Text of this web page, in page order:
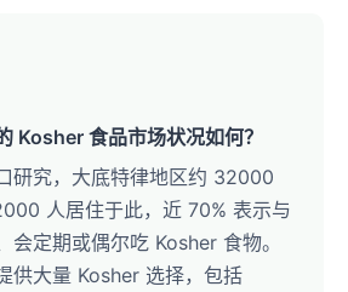
Kosher 食品市场状况如何？
研究，大底特律地区约 32000
人居住于此，近 70% 表示与
会定期或偶尔吃 Kosher 食物。
供大量 Kosher 选择，包括